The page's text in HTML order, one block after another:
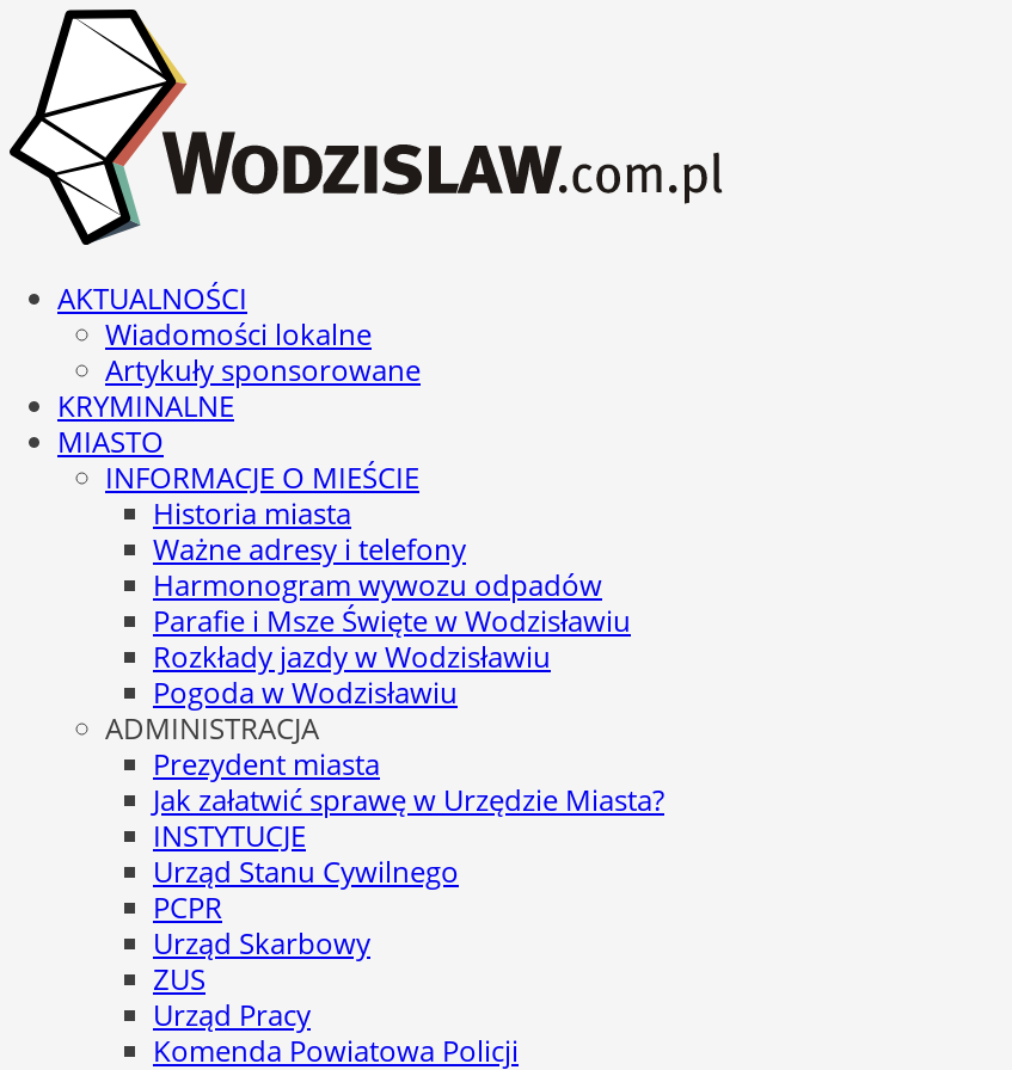
AKTUALNOŚCI
Wiadomości lokalne
Artykuły sponsorowane
KRYMINALNE
MIASTO
INFORMACJE O MIEŚCIE
Historia miasta
Ważne adresy i telefony
Harmonogram wywozu odpadów
Parafie i Msze Święte w Wodzisławiu
Rozkłady jazdy w Wodzisławiu
Pogoda w Wodzisławiu
ADMINISTRACJA
Prezydent miasta
Jak załatwić sprawę w Urzędzie Miasta?
INSTYTUCJE
Urząd Stanu Cywilnego
PCPR
Urząd Skarbowy
ZUS
Urząd Pracy
Komenda Powiatowa Policji